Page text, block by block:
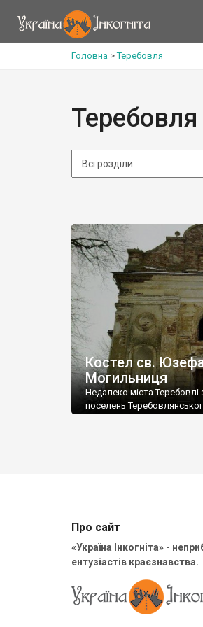
Головна >Теребовля
Теребовля
Костел св.
Могильниця
Недалеко міста Теребовлі
поселень
Про сайт
«Україна Інкогніта» -
ентузіастів краєзнавства.